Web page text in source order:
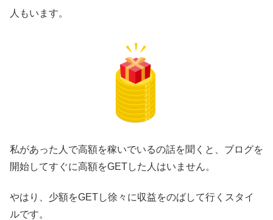
人もいます。
私があった人で高額を稼いでいるの話を聞くと、ブログを
開始してすぐに高額をGETした人はいません。
やはり、少額をGETし徐々に収益をのばして行くスタイ
ルです。